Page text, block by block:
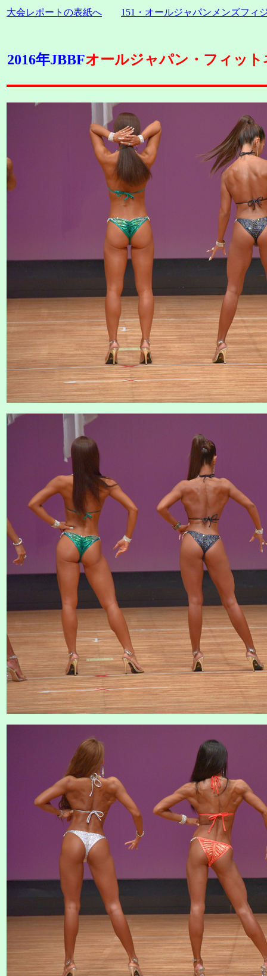
大会レポートの表紙へ 151・オールジャパンメンズフィ
2016年JBBFオールジャパン・フィッ